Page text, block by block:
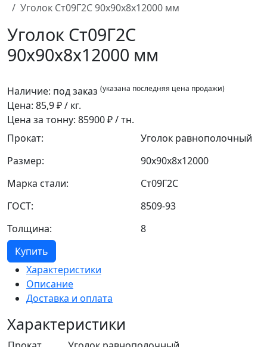
Уголок Ст09Г2С 90x90x8x12000 мм
Уголок Ст09Г2С
90x90x8x12000 мм
Наличие: под заказ (указана последняя цена продажи)
Цена: 85,9₽ / кг.
Цена за тонну: 85900₽ / тн.
Прокат:
Уголок равнополочный
Размер:
90x90x8x12000
Марка стали:
Ст09Г2С
ГОСТ:
8509-93
Толщина:
8
Купить
Характеристики
Описание
Доставка и оплата
Характеристики